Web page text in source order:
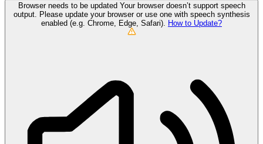
Browser needs to be updated Your browser doesn’t support speech
output. Please update your browser or use one with speech synthesis
enabled (e.g. Chrome, Edge, Safari). How to Update?